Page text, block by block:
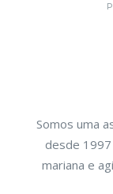
Somos uma
desde
mariana e